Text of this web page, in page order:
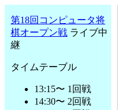
第18回コンピュータ将
棋オープン戦 ライブ中
継
タイムテーブル
13:15〜 1回戦
14:30〜 2回戦